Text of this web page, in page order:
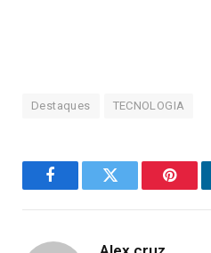
Destaques TECNOLOGIA
FacebookTwitter